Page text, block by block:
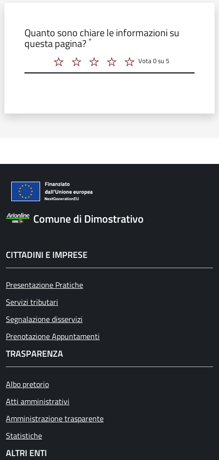
Quanto sono chiare le informazioni su
questa pagina? *
Vota 2 su 5
Vota 3 su 5
Vota 4 su 5
Vota 5 su 5
Vota 6 su 5
Vota 0 su 5
Comune di Dimostrativo
CITTADINI E IMPRESE
Presentazione Pratiche
Servizi tributari
Segnalazione disservizi
Prenotazione Appuntamenti
TRASPARENZA
Albo pretorio
Atti amministrativi
Amministrazione trasparente
Statistiche
ALTRI ENTI